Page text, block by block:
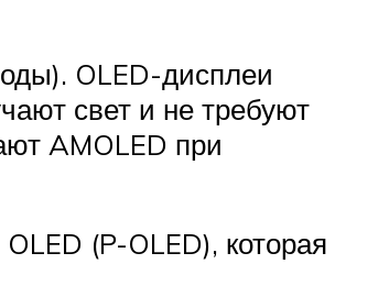
OLED-дисплеи
свет и не требуют
AMOLED при
(P-OLED), которая